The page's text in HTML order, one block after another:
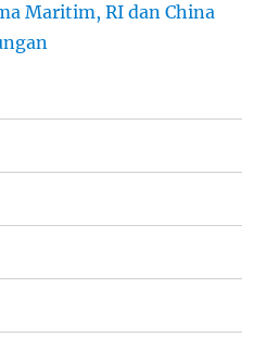
Maritim, RI dan China